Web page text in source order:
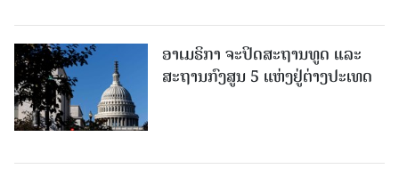
ອາເມຣິກາ ຈະປິດສະຖານທູດ ແ​ລະ
ສະຖານກົງສູນ 5 ແຫ່ງ​ຢູ່​ຕ່າງ​ປະ​ເທດ